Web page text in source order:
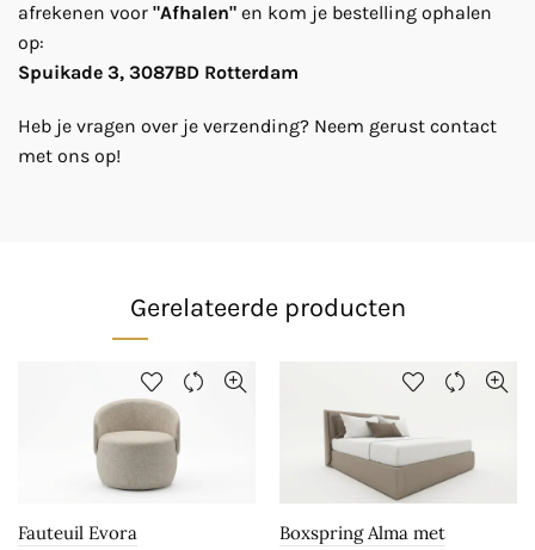
afrekenen voor "Afhalen" en kom je bestelling ophalen
op:
Spuikade 3, 3087BD Rotterdam
Heb je vragen over je verzending? Neem gerust contact
met ons op!
Gerelateerde producten
Fauteuil Evora
Boxspring Alma met